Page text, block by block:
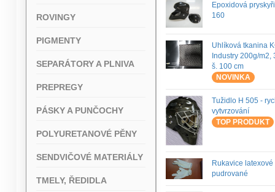
ROVINGY
PIGMENTY
SEPARÁTORY A PLNIVA
PREPREGY
PÁSKY A PUNČOCHY
POLYURETANOVÉ PĚNY
SENDVIČOVÉ MATERIÁLY
TMELY, ŘEDIDLA
Epoxidová
160
Uhlíková tkanina
Industry 200g/m2,
š. 100 cm
NOVINKA
Tužidlo H 505 -
vytvrzování
TOP PRODUKT
Rukavice latexové
pudrované